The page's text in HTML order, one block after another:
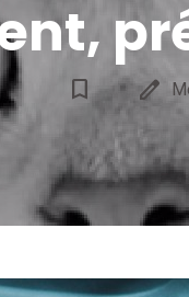
bookmark_border edit